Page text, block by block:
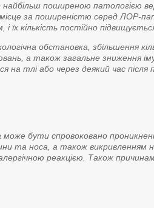
поширеною патологією
за поширеністю серед ЛОР-
їх кількість постійно
обстановка, збільшення
а також загальне зниження
тлі або через деякий час після
бути спровоковано
та носа, а також викривленням
реакцією. Також